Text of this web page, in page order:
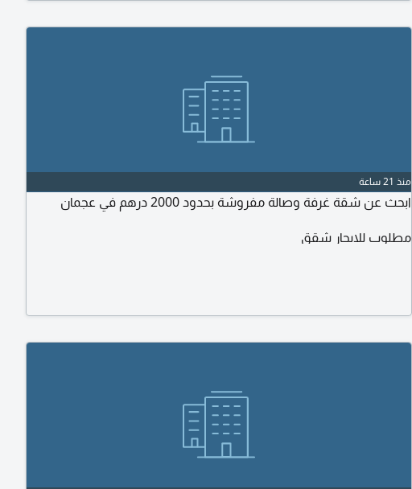
منذ 21 ساعة
ابحث عن شقة غرفة وصالة مفروشة بحدود 2000 درهم في عجمان
مطلوب للايجار شقق